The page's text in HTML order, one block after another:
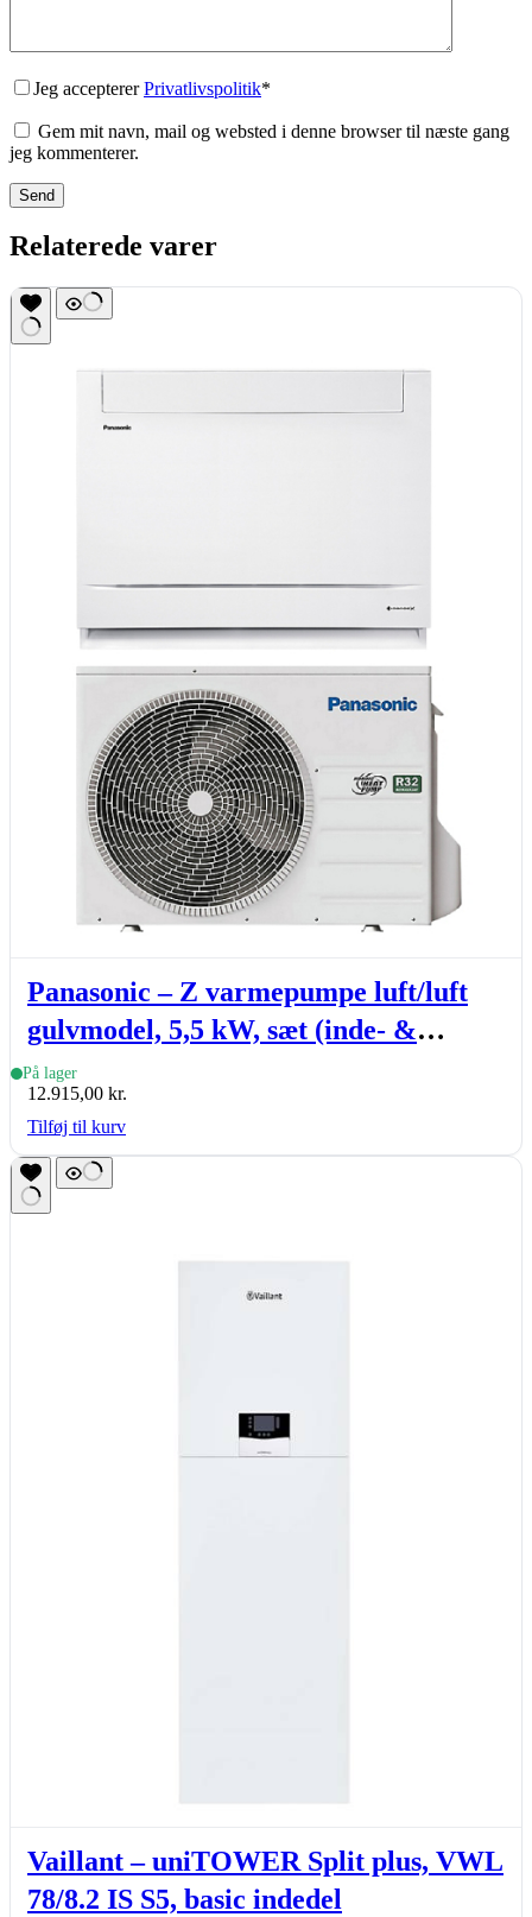
Jeg acceptererPrivatlivspolitik*
Gem mit navn, mail og websted i denne browser til næste gang
jeg kommenterer.
Send
Relaterede varer
Panasonic – Z varmepumpe luft/luft
gulvmodel, 5,5 kW, sæt (inde- &
udedel.)
På lager
12.915,00 kr.
Tilføj til kurv
Vaillant – uniTOWER Split plus, VWL
78/8.2 IS S5, basic indedel